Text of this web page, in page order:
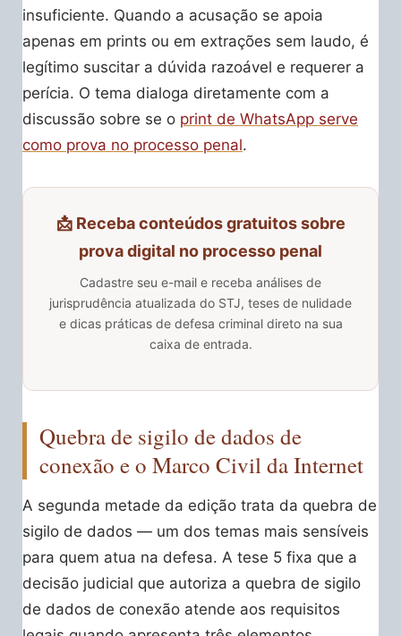
insuficiente. Quando a acusação se apoia
apenas em prints ou em extrações sem laudo, é
legítimo suscitar a dúvida razoável e requerer a
perícia. O tema dialoga diretamente com a
discussão sobre se o print de WhatsApp serve
como prova no processo penal.
📩 Receba conteúdos gratuitos sobre
prova digital no processo penal
Cadastre seu e-mail e receba análises de
jurisprudência atualizada do STJ, teses de nulidade
e dicas práticas de defesa criminal direto na sua
caixa de entrada.
Quebra de sigilo de dados de
conexão e o Marco Civil da Internet
A segunda metade da edição trata da quebra de
sigilo de dados — um dos temas mais sensíveis
para quem atua na defesa. A tese 5 fixa que a
decisão judicial que autoriza a quebra de sigilo
de dados de conexão atende aos requisitos